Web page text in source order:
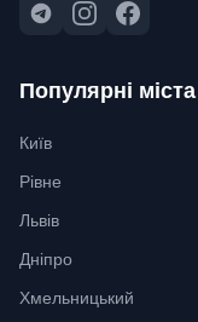
Популярні міста
Київ
Рівне
Львів
Дніпро
Хмельницький